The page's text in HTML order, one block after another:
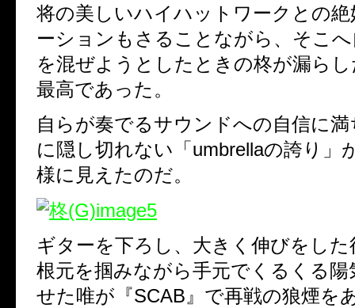
将の美しいハイハットワークとの
ーションもさることながら、そこ
を混ぜようとしたときの柊が漏ら
最高であった。
自らが奏でるサウンドへの自信に
に隠し切れない「 umbrellaの誇り」
様に見えたのだ。
ギターを下ろし、大きく伸びをし
根元を掴みながら手元でくるくる
せた唯が 『SCAB 』で再戦の狼煙を